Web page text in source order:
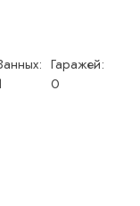
Гаражей:
0